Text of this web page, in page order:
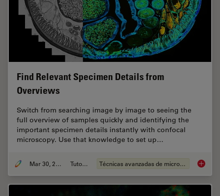
Find Relevant Specimen Details from
Overviews
Switch from searching image by image to seeing the
full overview of samples quickly and identifying the
important specimen details instantly with confocal
microscopy. Use that knowledge to set up…
Mar 30, 2022 Tutorial Técnicas avanzadas de microscopía Find